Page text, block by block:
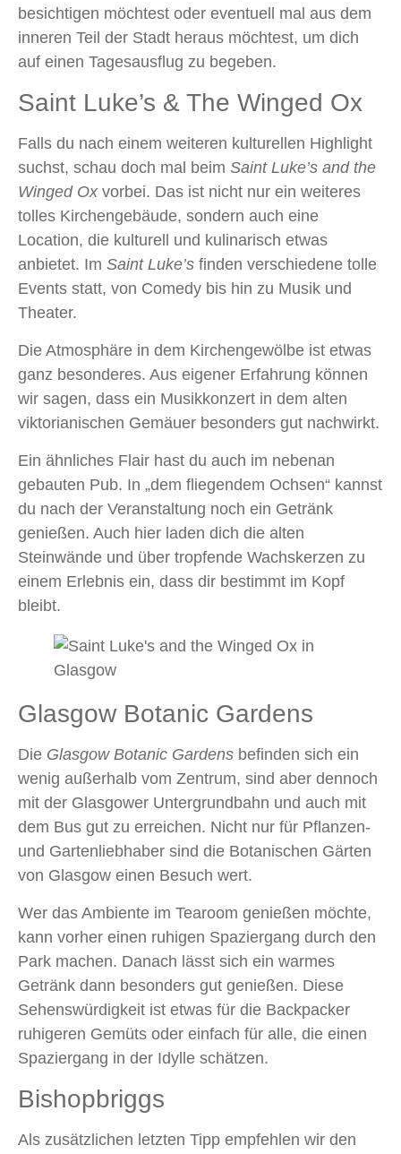
besichtigen möchtest oder eventuell mal aus dem
inneren Teil der Stadt heraus möchtest, um dich
auf einen Tagesausflug zu begeben.
Saint Luke’s & The Winged Ox
Falls du nach einem weiteren kulturellen Highlight
suchst, schau doch mal beim Saint Luke’s and the
Winged Oxvorbei. Das ist nicht nur ein weiteres
tolles Kirchengebäude, sondern auch eine
Location, die kulturell und kulinarisch etwas
anbietet. Im Saint Luke’s finden verschiedene tolle
Events statt, von Comedy bis hin zu Musik und
Theater.
Die Atmosphäre in dem Kirchengewölbe ist etwas
ganz besonderes. Aus eigener Erfahrung können
wir sagen, dass ein Musikkonzert in dem alten
viktorianischen Gemäuer besonders gut nachwirkt.
Ein ähnliches Flair hast du auch im nebenan
gebauten Pub. In „dem fliegendem Ochsen“ kannst
du nach der Veranstaltung noch ein Getränk
genießen. Auch hier laden dich die alten
Steinwände und über tropfende Wachskerzen zu
einem Erlebnis ein, dass dir bestimmt im Kopf
bleibt.
Glasgow Botanic Gardens
Die Glasgow Botanic Gardens befinden sich ein
wenig außerhalb vom Zentrum, sind aber dennoch
mit der Glasgower Untergrundbahn und auch mit
dem Bus gut zu erreichen. Nicht nur für Pflanzen-
und Gartenliebhaber sind die Botanischen Gärten
von Glasgow einen Besuch wert.
Wer das Ambiente im Tearoom genießen möchte,
kann vorher einen ruhigen Spaziergang durch den
Park machen. Danach lässt sich ein warmes
Getränk dann besonders gut genießen. Diese
Sehenswürdigkeit ist etwas für die Backpacker
ruhigeren Gemüts oder einfach für alle, die einen
Spaziergang in der Idylle schätzen.
Bishopbriggs
Als zusätzlichen letzten Tipp empfehlen wir den